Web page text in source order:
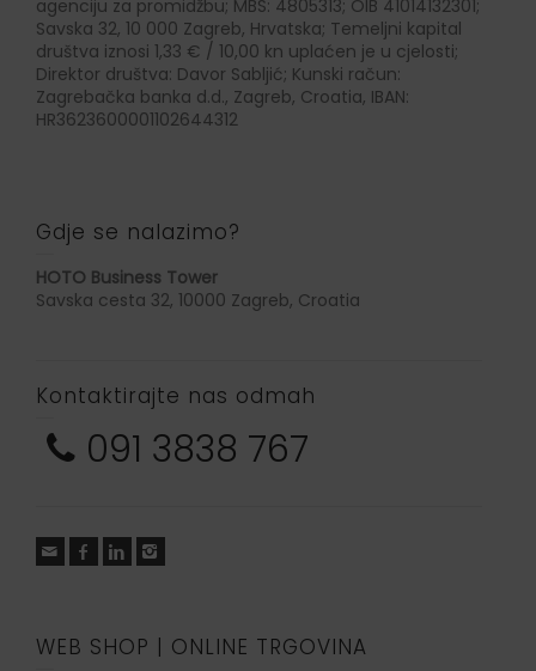
agenciju za promidžbu; MBS: 4805313; OIB 41014132301;
Savska 32, 10 000 Zagreb, Hrvatska; Temeljni kapital
društva iznosi 1,33 € / 10,00 kn uplaćen je u cjelosti;
Direktor društva: Davor Sabljić; Kunski račun:
Zagrebačka banka d.d., Zagreb, Croatia, IBAN:
HR3623600001102644312
Gdje se nalazimo?
HOTO Business Tower
Savska cesta 32, 10000 Zagreb, Croatia
Kontaktirajte nas odmah
091 3838 767
WEB SHOP | ONLINE TRGOVINA